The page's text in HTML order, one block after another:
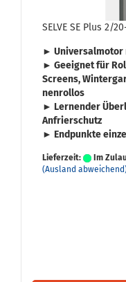
SELVE SE Plus 2/
► Uni­ver­sal­mo­tor
► Ge­eig­net für
Screens,
nen­rol­los
► Ler­nen­der
An­frier­schutz
► End­punk­te
Lieferzeit:
Im
(Ausland